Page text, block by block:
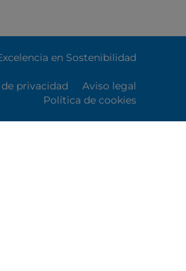
en Sostenibilidad
privacidad
Aviso legal
Política de cookies